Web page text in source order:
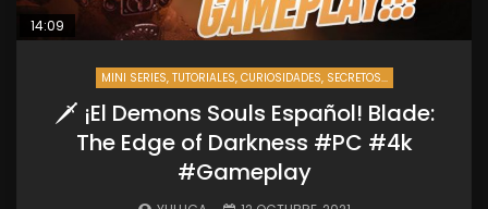
14:09
MINI SERIES, TUTORIALES, CURIOSIDADES, SECRETOS...
🗡️ ¡El Demons Souls Español! Blade:
The Edge of Darkness #PC #4k
#Gameplay